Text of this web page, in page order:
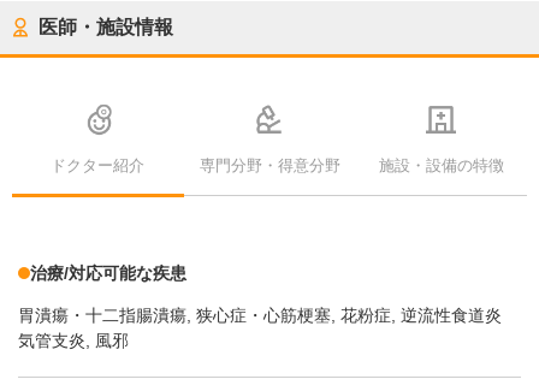
医師・施設情報
ドクター紹介 専門分野・得意分野 施設・設備の特徴
治療/対応可能な疾患
胃潰瘍・十二指腸潰瘍 狭心症・心筋梗塞 花粉症 逆流性食道炎
気管支炎, 風邪